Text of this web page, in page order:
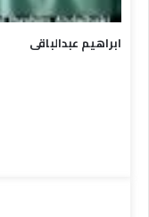
ابراهيم عبدالباقى